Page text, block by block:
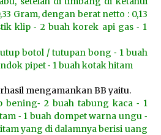
Gram, dengan berat netto : 0,13
klip ⁃ 2 buah korek api gas ⁃ 1
botol / tutupan bong ⁃ 1 buah
pipet ⁃ 1 buah kotak hitam
mengamankan BB yaitu.
2 buah tabung kaca ⁃ 1
⁃ 1 buah dompet warna ungu ⁃
yang di dalamnya berisi uang